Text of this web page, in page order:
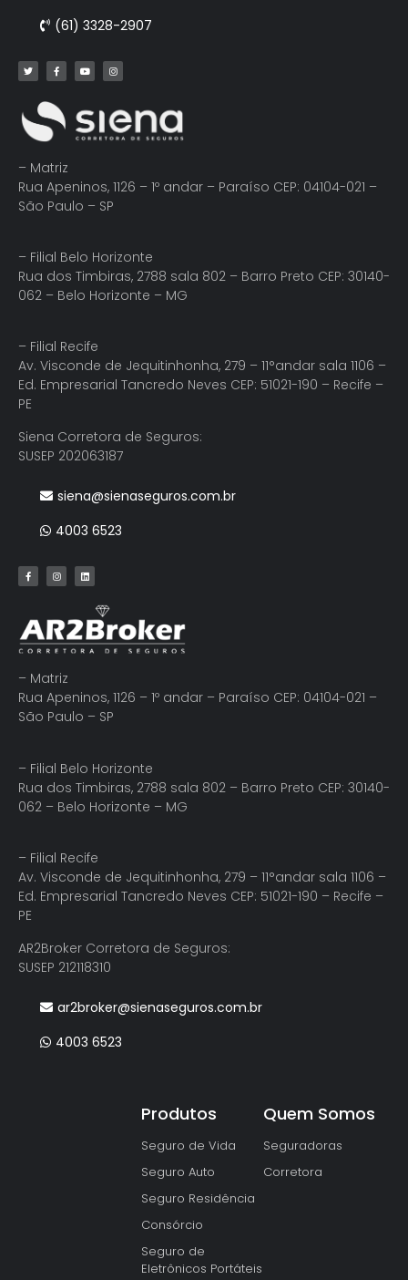
(61) 3328-2907
– Matriz
Rua Apeninos, 1126 – 1º andar – Paraíso CEP: 04104-021 –
São Paulo – SP
– Filial Belo Horizonte
Rua dos Timbiras, 2788 sala 802 – Barro Preto CEP: 30140-
062 – Belo Horizonte – MG
– Filial Recife
Av. Visconde de Jequitinhonha, 279 – 11°andar sala 1106 –
Ed. Empresarial Tancredo Neves CEP: 51021-190 – Recife –
PE
Siena Corretora de Seguros:
SUSEP 202063187
siena@sienaseguros.com.br
4003 6523
– Matriz
Rua Apeninos, 1126 – 1º andar – Paraíso CEP: 04104-021 –
São Paulo – SP
– Filial Belo Horizonte
Rua dos Timbiras, 2788 sala 802 – Barro Preto CEP: 30140-
062 – Belo Horizonte – MG
– Filial Recife
Av. Visconde de Jequitinhonha, 279 – 11°andar sala 1106 –
Ed. Empresarial Tancredo Neves CEP: 51021-190 – Recife –
PE
AR2Broker Corretora de Seguros:
SUSEP 212118310
ar2broker@sienaseguros.com.br
4003 6523
Produtos
Seguro de Vida
Seguro Auto
Seguro Residência
Consórcio
Seguro de
Eletrônicos Portáteis
Quem Somos
Seguradoras
Corretora